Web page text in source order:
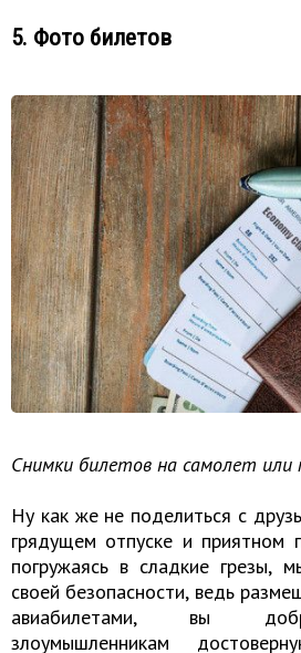
5. Фото билетов
Снимки билетов на самолет или
Ну как же не поделиться с
грядущем отпуске и приятном
погружаясь в сладкие грезы,
своей безопасности, ведь
авиабилетами, вы
злоумышленникам